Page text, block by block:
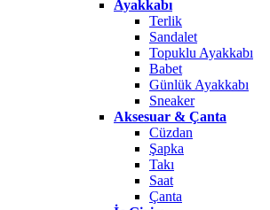
Ayakkabı
Terlik
Sandalet
Topuklu Ayakkabı
Babet
Günlük Ayakkabı
Sneaker
Aksesuar & Çanta
Cüzdan
Şapka
Takı
Saat
Çanta